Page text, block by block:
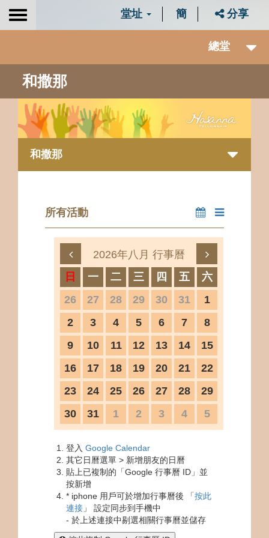
Toggle
堂址 簡 分享
總堂
和撒那
和撒那
所有活動
2026年八月 行事曆
日
一 二 三 四 五
六
26
27 28 29 30 31
1
2
3 4 5 6 7
8
9
10 11 12 13 14
15
16
17 18 19 20 21
22
23
24 25 26 27 28
29
30
31 1 2 3 4 5
登入 Google Calendar
其它日曆選單 > 新增朋友的日曆
貼上已複制的「Google 行事曆 ID」並
按新增
* iphone 用戶可於增加行事曆後 「按此
連接 」 設定同步到手機中
- 於上述連接中剔選相關行事曆並儲存